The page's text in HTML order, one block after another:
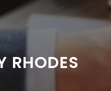
RHODES